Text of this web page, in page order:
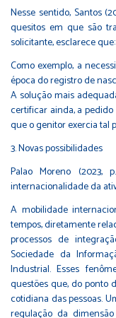
Nesse sentido, Santos
quesitos em que são
solicitante, esclarece que:
Como exemplo, a
época do registro de
A solução mais
certificar ainda, a
que o genitor exercia tal
3. Novas possibilidades
Palao Moreno (2023,
internacionalidade da
A mobilidade
tempos, diretamente
processos de
Sociedade da
Industrial. Esses
questões que, do ponto
cotidiana das pessoas.
regulação da